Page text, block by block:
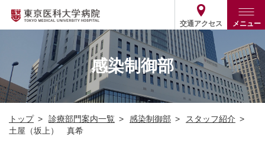
交通アクセス メニュー
トップ
外来・入院案内
外来
入院
患者支援・相談窓口
診療部門案内
診療部門案内一覧
医師・歯科医師等情報検索
病院案内
基本情報
医療関係の方
感染制御部
トップ 診療部門案内一覧 感染制御部
スタッフ紹介
土屋（坂上） 真希